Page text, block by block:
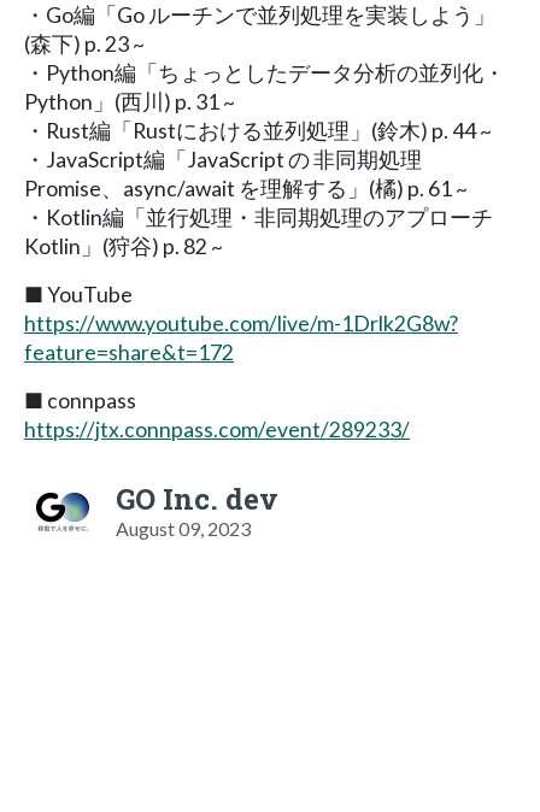
・Go編「Go ルーチンで並列処理を実装しよう」
(森下) p. 23 ~
・Python編「ちょっとしたデータ分析の並列化・
Python」(西川) p. 31 ~
・Rust編「Rustにおける並列処理」(鈴木) p. 44 ~
・JavaScript編「JavaScript の 非同期処理
Promise、async/await を理解する」(橘) p. 61 ~
・Kotlin編「並行処理・非同期処理のアプローチ
Kotlin」(狩谷) p. 82 ~
■ YouTube
https://www.youtube.com/live/m-1Drlk2G8w?
feature=share&t=172
■ connpass
https://jtx.connpass.com/event/289233/
GO Inc. dev
August 09, 2023